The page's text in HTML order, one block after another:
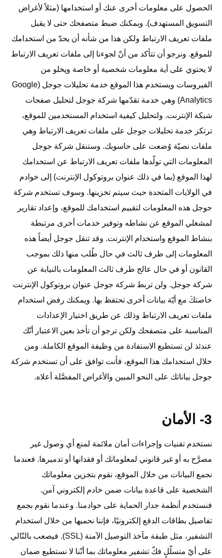
الحصول على معلومات أخرى عنك أو استخدامها (مثلاً لأغراض
التسويق المستهدف). ويمكنك ضبط متصفحك حتى لا يقبل
ملفات تعريف الارتباط ولكن هذا من شأنه أن يحدّ من استخدامك
للموقع. ونرجو أن تتأكد من أنّ لجوءنا إلى ملفات تعريف الارتباط
لا يحتوي على أية معلومات شخصية أو خاصة ويخلو من
الفيروسات ويستخدم هذا الموقع خدمة تحليلات جوجل (Google
Analytics) وهي خدمة تقدّمها شركة جوجل لتحليل صفحات
شبكة الإنترنت. ولتحليل كيفية استخدام المستخدمين للموقع،
ترتكز خدمة تحليلات جوجل على ملفات تعريف الارتباط وهي
ملفات نصيّة وُضعت على حاسوبك. وستنقل شركة جوجل
المعلومات التي تولّدها ملفات تعريف الارتباط عن استخدامك
لهذا الموقع (بما في ذلك عنوان بروتوكول الإنترنت) إلى خوادم
في الولايات المتحدة حيث سيتم تخزينها. وسوف تستخدم شركة
جوجل هذه المعلومات لتقييم استخدامك للموقع، وإعداد تقارير
لمشغلي الموقع عن نشاطه وتوفير خدمات أخرى مرتبطة
بنشاط الموقع واستخدام الإنترنت. وقد تنقل جوجل أيضاً هذه
المعلومات إلى طرف ثالث في حال طُلب منها ذلك بموجب
القانون أو في حال عالج طرف ثالث المعلومات بالنيابة عن
شركة جوجل. ولن تربط شركة جوجل عنوان بروتوكول الإنترنت
خاصتكَ مع أيّة بيانات أخرى تحتفظ بها. ويمكنك رفض استخدام
ملفات تعريف الارتباط وذلك عن طريق اختيار الإعدادات
المناسبة على متصفحك ولكن ترجو أن تأخذ بعين الاعتبار أنّك
عندئذ لن تستطيع الاستفادة من وظيفة الموقع الكاملة. ومن
خلال استخدامك هذا الموقع، فأنت توافق على أن تستخدم شركة
جوجل بياناتك على النحو المبين والأغراض المفصَّلة أعلاه.
3- الأمان
نستخدم تقنيات وإجراءات أمان ملائمة لمنع أي وصول غير
مصرَّح به أو غير قانوني لمعلوماتك أو فقدانها أو تدميرها. فعندما
نجمع البيانات من خلال الموقع، نقوم بتخزين معلوماتك
الشخصية على قاعدة بيانات ضمن خادم إلكتروني آمن.
فنستخدم أنظمة جدار الحماية على خوادمنا. وعندما نقوم بجمع
تفاصيل بطاقات الدفع إلكترونيًا، فإننا نحميها من خلال استخدام
التشفير، مثل طبقة مآخذ التوصيل الآمنة (SSL). فيصعب بالتّالي
على أيّ متسلّلٍ فكّ تشفير معلوماتك بما أنّنا لا نستطيع ضمان